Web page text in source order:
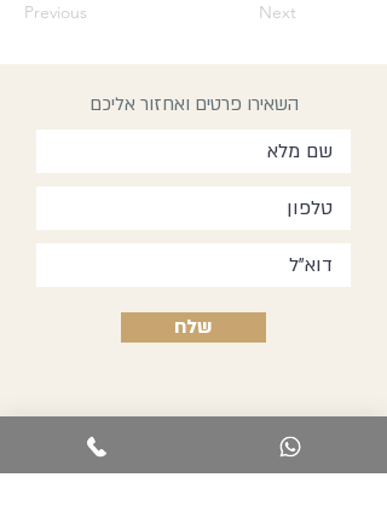
Previous Next
השאירו פרטים ואחזור אליכם
שלח